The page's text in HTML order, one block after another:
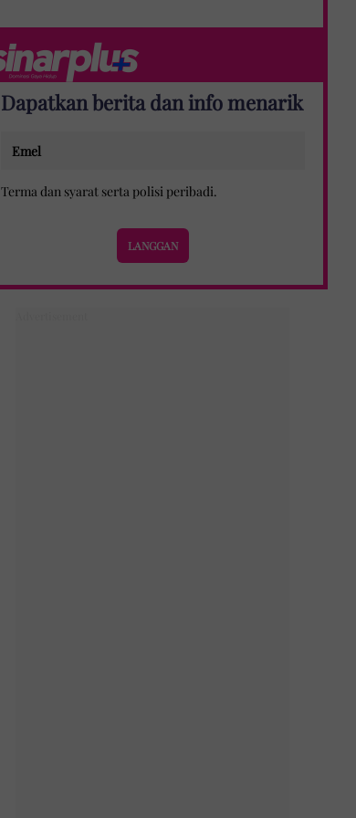
Dapatkan berita dan info menarik
Terma dan syaratserta polisi peribadi.